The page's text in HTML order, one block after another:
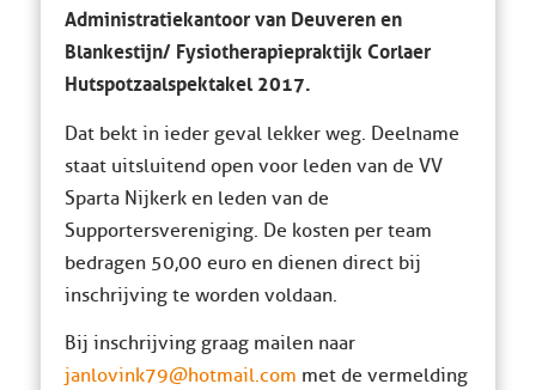
Administratiekantoor van Deuveren en
Blankestijn/ Fysiotherapiepraktijk Corlaer
Hutspotzaalspektakel 2017.
Dat bekt in ieder geval lekker weg. Deelname
staat uitsluitend open voor leden van de VV
Sparta Nijkerk en leden van de
Supportersvereniging. De kosten per team
bedragen 50,00 euro en dienen direct bij
inschrijving te worden voldaan.
Bij inschrijving graag mailen naar
janlovink79@hotmail.com met de vermelding